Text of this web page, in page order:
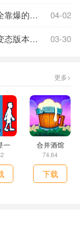
04-02
手游推荐
03-30
法简评
更多>
一 合并酒馆
74.64
下载